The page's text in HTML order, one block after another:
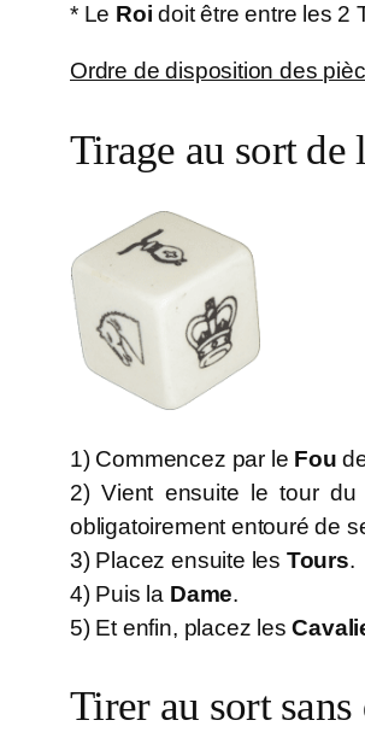
* Le Roi doit être entre les 2
Ordre de disposition des
Tirage au sort de
1) Commencez par le Fou
2) Vient ensuite le tour du
obligatoirement entouré de
3) Placez ensuite les Tours.
4) Puis la Dame.
5) Et enfin, placez les
Tirer au sort sans